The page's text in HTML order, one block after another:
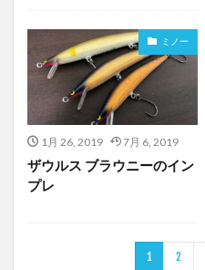
ミノー
1月 26, 2019 7月 6, 2019
ザウルス ブラウニーのイン
プレ
1 2